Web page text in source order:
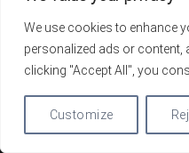
We use cookies to enhance
personalized ads or content,
clicking "Accept All", you
Customize
1,789.01€
IKKE PÅ
LAGER